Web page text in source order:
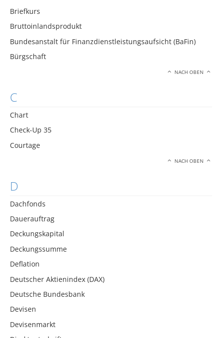
Briefkurs
Bruttoinlandsprodukt
Bundesanstalt für Finanzdienstleistungsaufsicht (BaFin)
Bürgschaft
NACH OBEN
C
Chart
Check-Up 35
Courtage
NACH OBEN
D
Dachfonds
Dauerauftrag
Deckungskapital
Deckungssumme
Deflation
Deutscher Aktienindex (DAX)
Deutsche Bundesbank
Devisen
Devisenmarkt